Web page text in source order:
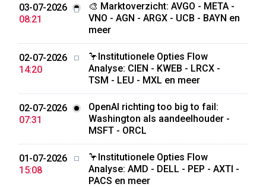
03-07-2026
08:21
🎨 Marktoverzicht: AVGO - META -
VNO - AGN - ARGX - UCB - BAYN en
meer
02-07-2026
14:20
🦩Institutionele Opties Flow
Analyse: CIEN - KWEB - LRCX -
TSM - LEU - MXL en meer
02-07-2026
07:31
OpenAI richting too big to fail:
Washington als aandeelhouder -
MSFT - ORCL
01-07-2026
15:08
🦩Institutionele Opties Flow
Analyse: AMD - DELL - PEP - AXTI -
PACS en meer